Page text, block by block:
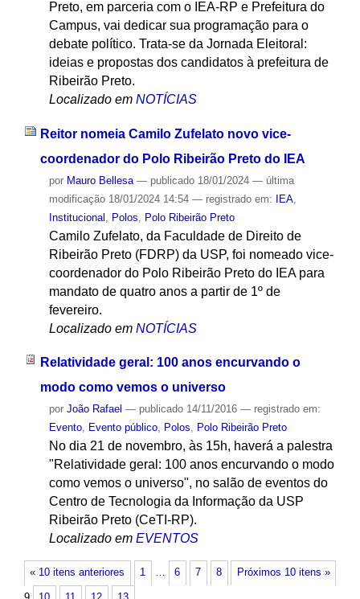
Preto, em parceria com o IEA-RP e Prefeitura do
Campus, vai dedicar sua programação para o
debate político. Trata-se da Jornada Eleitoral:
ideias e propostas dos candidatos à prefeitura de
Ribeirão Preto.
Localizado em NOTÍCIAS
Reitor nomeia Camilo Zufelato novo vice-
coordenador do Polo Ribeirão Preto do IEA
por Mauro Bellesa — publicado18/01/2024 — última
modificação18/01/2024 14:54 — registrado em: IEA,
Institucional
Polos Polo Ribeirão Preto
Camilo Zufelato, da Faculdade de Direito de
Ribeirão Preto (FDRP) da USP, foi nomeado vice-
coordenador do Polo Ribeirão Preto do IEA para
mandato de quatro anos a partir de 1º de
fevereiro.
Localizado em NOTÍCIAS
Relatividade geral: 100 anos encurvando o
modo como vemos o universo
por João Rafael — publicado14/11/2016 — registrado em:
Evento, Evento público, Polos, Polo Ribeirão Preto
No dia 21 de novembro, às 15h, haverá a palestra
"Relatividade geral: 100 anos encurvando o modo
como vemos o universo", no salão de eventos do
Centro de Tecnologia da Informação da USP
Ribeirão Preto (CeTI-RP).
Localizado em EVENTOS
« 10 itens anteriores Próximos 10 itens »
1 … 6 7 8